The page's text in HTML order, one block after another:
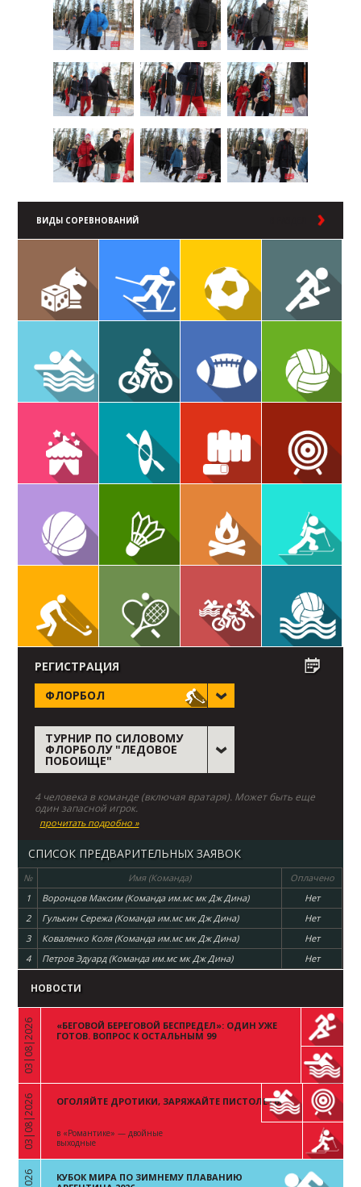
ВИДЫ СОРЕВНОВАНИЙ
РЕГИСТРАЦИЯ
ФЛОРБОЛ
ТУРНИР ПО СИЛОВОМУ
ФЛОРБОЛУ "ЛЕДОВОЕ
ПОБОИЩЕ"
4 человека в команде (включая вратаря). Может быть еще
один запасной игрок.
прочитать подробно »
СПИСОК ПРЕДВАРИТЕЛЬНЫХ ЗАЯВОК
№ Имя (Команда)
Оплачено
1
Воронцов Максим (Команда им.мс мк Дж Дина)
Нет
2
Гулькин Сережа (Команда им.мс мк Дж Дина)
Нет
3
Коваленко Коля (Команда им.мс мк Дж Дина)
Нет
4
Петров Эдуард (Команда им.мс мк Дж Дина) Нет
НОВОСТИ
«
03|08|2026
«БЕГОВОЙ БЕРЕГОВОЙ БЕСПРЕДЕЛ»: ОДИН УЖЕ
ГОТОВ. ВОПРОС К ОСТАЛЬНЫМ 99
«
03|08|2026 ОГОЛЯЙТЕ ДРОТИКИ, ЗАРЯЖАЙТЕ ПИСТОЛЕТЫ
в «Романтике» — двойные
выходные
КУБОК МИРА ПО ЗИМНЕМУ ПЛАВАНИЮ